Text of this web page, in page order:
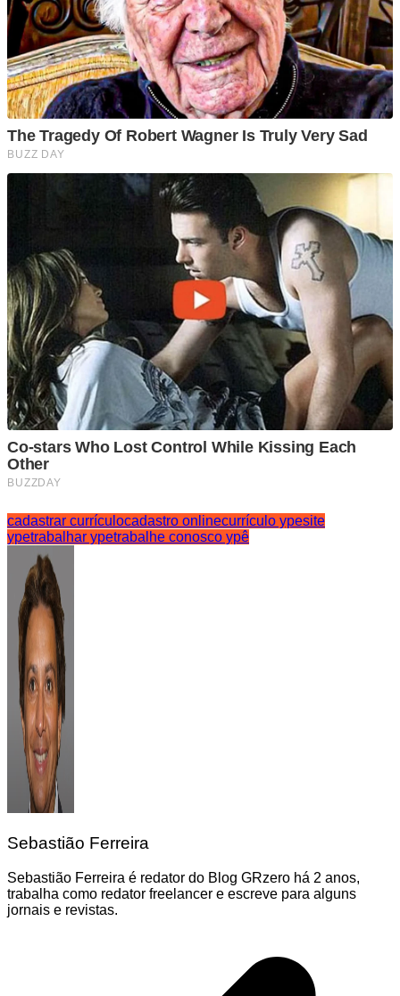
cadastrar currículocadastro onlinecurrículo ypesite
ypetrabalhar ypetrabalhe conosco ypê
Sebastião Ferreira
Sebastião Ferreira é redator do Blog GRzero há 2 anos,
trabalha como redator freelancer e escreve para alguns
jornais e revistas.